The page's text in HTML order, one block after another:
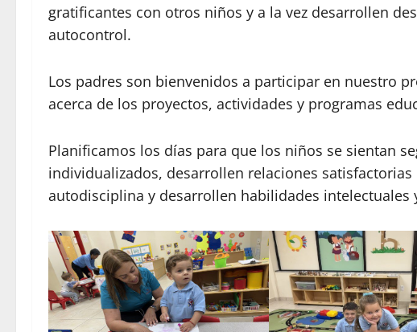
gratificantes con otros niños y a la vez desarrollen
autocontrol.
Los padres son bienvenidos a participar en nuestro
acerca de los proyectos, actividades y programas
Planificamos los días para que los niños se sientan
individualizados, desarrollen relaciones
autodisciplina y desarrollen habilidades intelectuales